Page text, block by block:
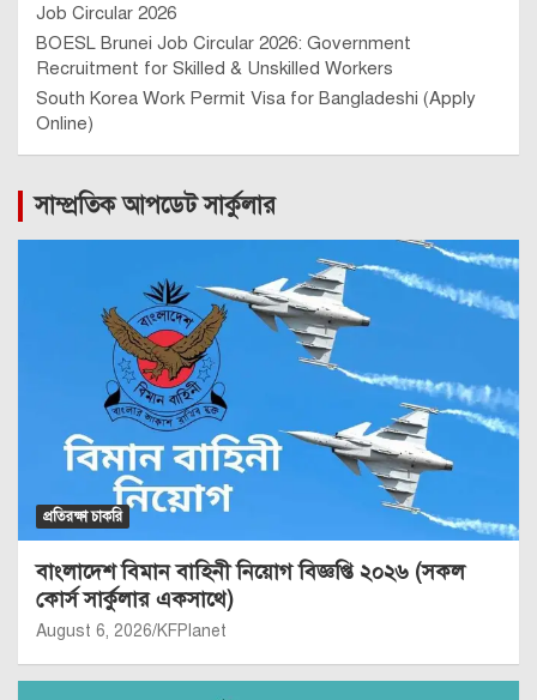
Job Circular 2026
BOESL Brunei Job Circular 2026: Government
Recruitment for Skilled & Unskilled Workers
South Korea Work Permit Visa for Bangladeshi (Apply
Online)
সাম্প্রতিক আপডেট সার্কুলার
প্রতিরক্ষা চাকরি
বাংলাদেশ বিমান বাহিনী নিয়োগ বিজ্ঞপ্তি ২০২৬ (সকল
কোর্স সার্কুলার একসাথে)
August 6, 2026 KFPlanet